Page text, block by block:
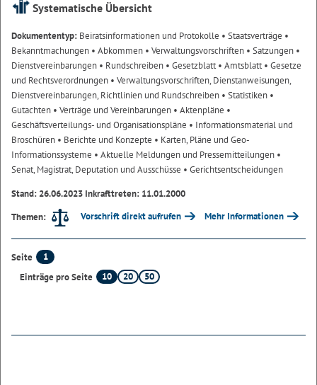
Systematische Übersicht
Dokumententyp: Beiratsinformationen und Protokolle • Staatsverträge •
Bekanntmachungen • Abkommen • Verwaltungsvorschriften • Satzungen •
Dienstvereinbarungen • Rundschreiben • Gesetzblatt• Amtsblatt• Gesetze
und Rechtsverordnungen • Verwaltungsvorschriften, Dienstanweisungen,
Dienstvereinbarungen, Richtlinien und Rundschreiben • Statistiken •
Gutachten • Verträge und Vereinbarungen • Aktenpläne •
Geschäftsverteilungs- und Organisationspläne • Informationsmaterial und
Broschüren • Berichte und Konzepte • Karten, Pläne und Geo-
Informationssysteme • Aktuelle Meldungen und Pressemitteilungen •
Senat, Magistrat, Deputation und Ausschüsse • Gerichtsentscheidungen
Stand: 26.06.2023 Inkrafttreten: 11.01.2000
Themen:
Vorschrift direkt aufrufen Mehr Informationen
Seite
1
Einträge pro Seite
10 20 50